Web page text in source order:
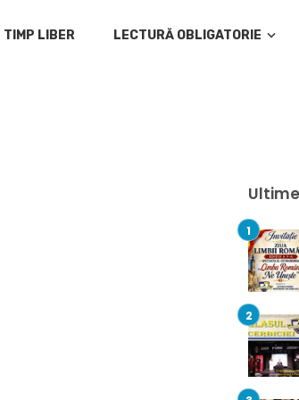
TIMP LIBER LECTURĂ OBLIGATORIE